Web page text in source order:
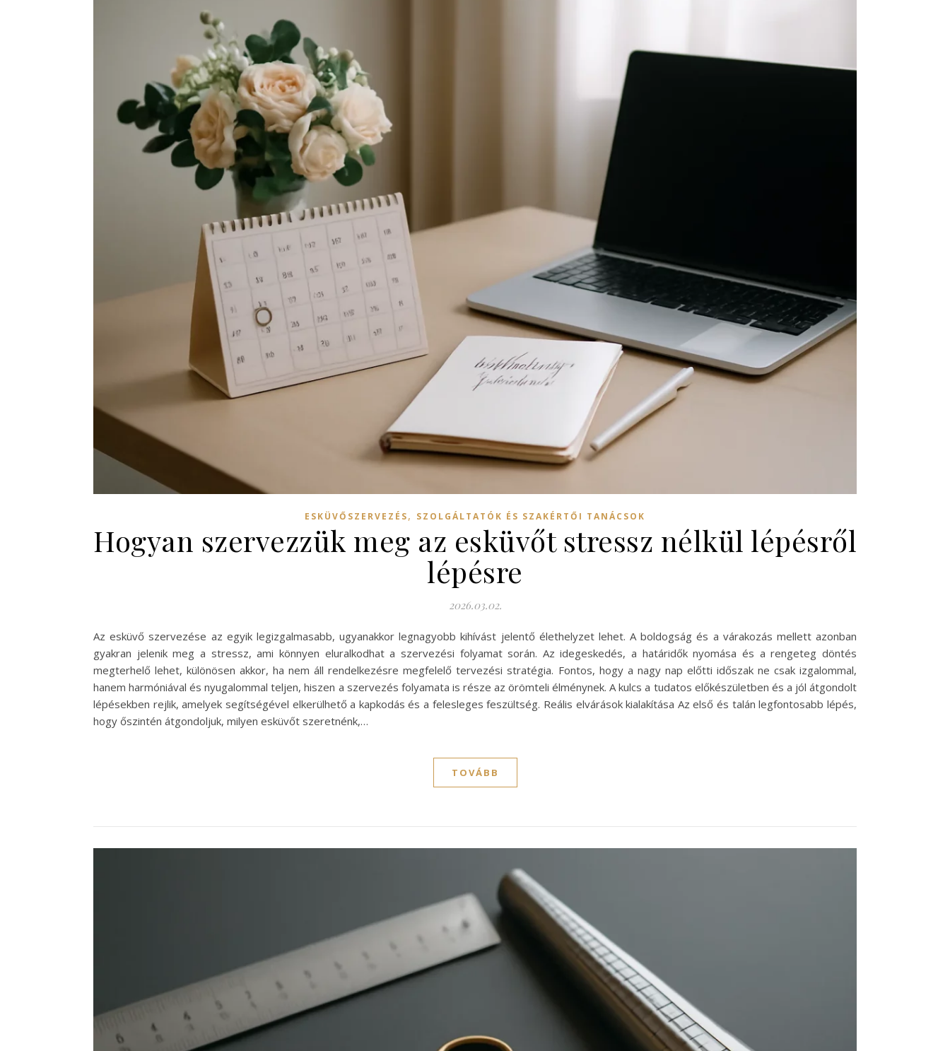
ESKÜVŐSZERVEZÉS, SZOLGÁLTATÓK ÉS SZAKÉRTŐI TANÁCSOK
Hogyan szervezzük meg az esküvőt stressz nélkül lépésről
lépésre
2026.03.02.
Az esküvő szervezése az egyik legizgalmasabb, ugyanakkor legnagyobb kihívást jelentő élethelyzet lehet. A boldogság és a várakozás mellett azonban
gyakran jelenik meg a stressz, ami könnyen eluralkodhat a szervezési folyamat során. Az idegeskedés, a határidők nyomása és a rengeteg döntés
megterhelő lehet, különösen akkor, ha nem áll rendelkezésre megfelelő tervezési stratégia. Fontos, hogy a nagy nap előtti időszak ne csak izgalommal,
hanem harmóniával és nyugalommal teljen, hiszen a szervezés folyamata is része az örömteli élménynek. A kulcs a tudatos előkészületben és a jól átgondolt
lépésekben rejlik, amelyek segítségével elkerülhető a kapkodás és a felesleges feszültség. Reális elvárások kialakítása Az első és talán legfontosabb lépés,
hogy őszintén átgondoljuk, milyen esküvőt szeretnénk,…
TOVÁBB